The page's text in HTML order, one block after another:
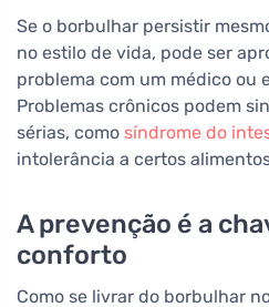
Se o borbulhar persistir
no estilo de vida, pode ser
problema com um médico ou
Problemas crônicos podem
sérias, como síndrome do
intolerância a certos
A prevenção é a
conforto
Como se livrar do borbulhar